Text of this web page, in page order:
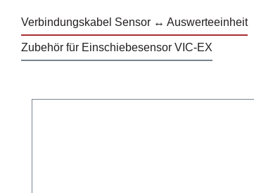
Verbindungskabel Sensor ↔ Auswerteeinheit
Zubehör für Einschiebesensor VIC-EX